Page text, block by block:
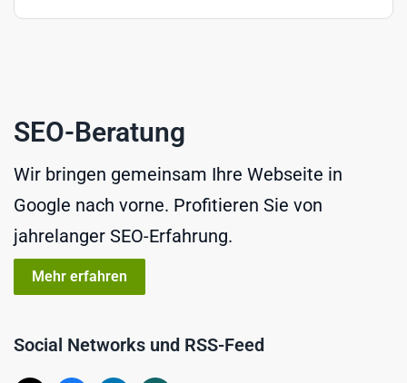
SEO-Beratung
Wir bringen gemeinsam Ihre Webseite in
Google nach vorne. Profitieren Sie von
jahrelanger SEO-Erfahrung.
Mehr erfahren
Social Networks und RSS-Feed